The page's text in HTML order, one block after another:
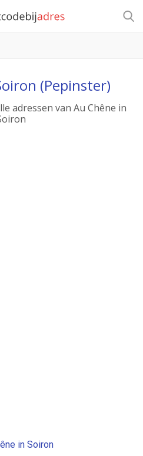
(Pepinster)
adressen van Au Chêne in
in Soiron